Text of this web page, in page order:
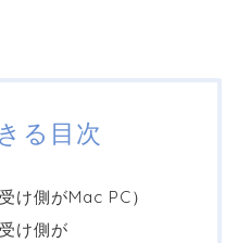
る目次
け側がMac PC）
け側が